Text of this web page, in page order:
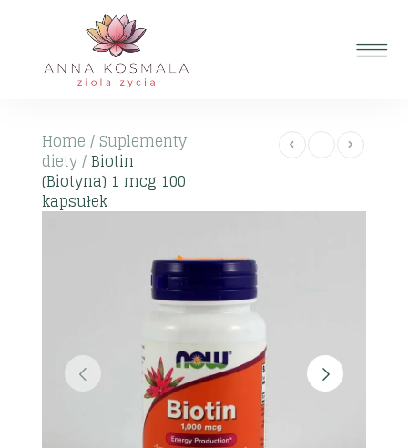
Home / Suplementy
diety/ Biotin
(Biotyna) 1 mcg 100
kapsułek